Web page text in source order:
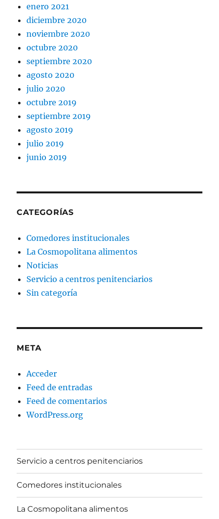
enero 2021
diciembre 2020
noviembre 2020
octubre 2020
septiembre 2020
agosto 2020
julio 2020
octubre 2019
septiembre 2019
agosto 2019
julio 2019
junio 2019
CATEGORÍAS
Comedores institucionales
La Cosmopolitana alimentos
Noticias
Servicio a centros penitenciarios
Sin categoría
META
Acceder
Feed de entradas
Feed de comentarios
WordPress.org
Servicio a centros penitenciarios
Comedores institucionales
La Cosmopolitana alimentos